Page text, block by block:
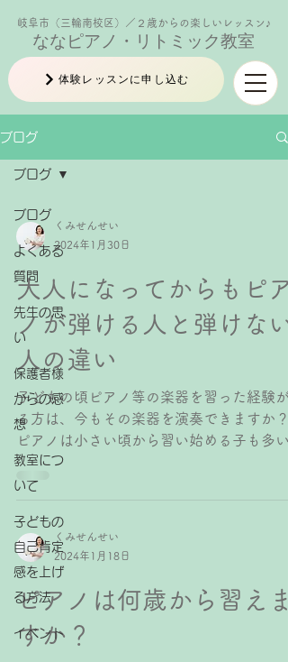
ななピアノ・リトミック教室
岐阜市（三輪南校区）／２歳からの楽しいレッスン♪
体験レッスンに申し込む
ブログ
ブログ
よくある
質問
先生の思
い
保護者様
からの感
想
教室につ
いて
子どもの
自己肯定
感を上げ
る方法
イベント
ブログ
くみせんせい
2024年1月30日
大人になってからもピア
ノが弾ける人と弾けない
人の違い
子どもの頃ピアノ等の楽器を習った経験が
る方は、今もその楽器を演奏できますか？
ピアノは小さい頃から習い始める子も多い
すが、残念ながら早く辞めてしまう子も 多
い習い事です。 ⁡ ピアノに限らずどんなこ
楽器が弾ける方とそうでない方の違いはた
1つ、 続けているかどうか だけです。 私
ピアノが弾けるようになって今も弾けるの
は、まぎれもなく「続けていたから」 音楽
とは無縁の親から生まれた才能も素質もな
私ですが、続けていたから先生になれまし
くみせんせい
2024年1月18日
ピアノは何歳から習えま
すか？